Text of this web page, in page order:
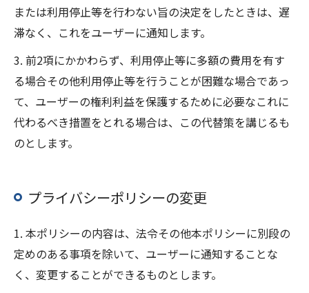
または利用停止等を行わない旨の決定をしたときは、遅
滞なく、これをユーザーに通知します。
3. 前2項にかかわらず、利用停止等に多額の費用を有す
る場合その他利用停止等を行うことが困難な場合であっ
て、ユーザーの権利利益を保護するために必要なこれに
代わるべき措置をとれる場合は、この代替策を講じるも
のとします。
プライバシーポリシーの変更
1. 本ポリシーの内容は、法令その他本ポリシーに別段の
定めのある事項を除いて、ユーザーに通知することな
く、変更することができるものとします。